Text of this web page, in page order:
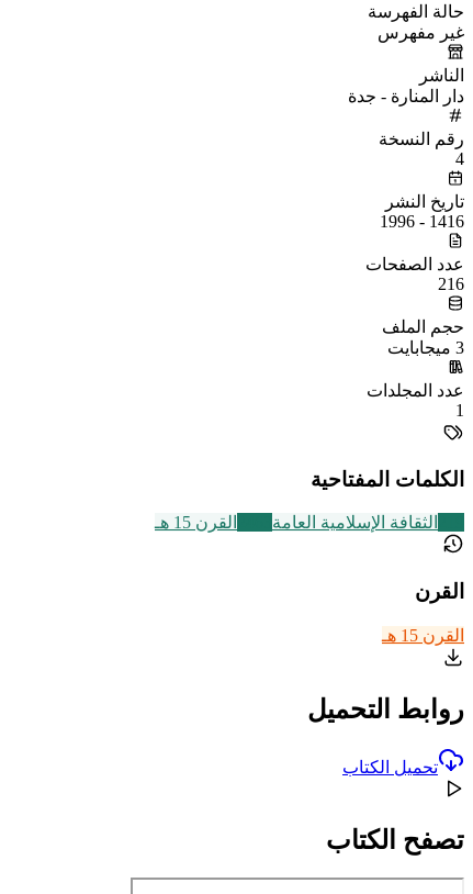
حالة الفهرسة
غير مفهرس
الناشر
دار المنارة - جدة
رقم النسخة
4
تاريخ النشر
1416 - 1996
عدد الصفحات
216
حجم الملف
3 ميجابايت
عدد المجلدات
1
الكلمات المفتاحية
الثقافة الإسلامية العامة القرن 15 هـ
القرن
القرن 15 هـ
روابط التحميل
تحميل الكتاب
تصفح الكتاب